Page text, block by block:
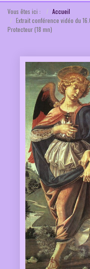
Vous êtes ici :
Accueil
Extrait conférence vidéo du
Protecteur (18 mn)